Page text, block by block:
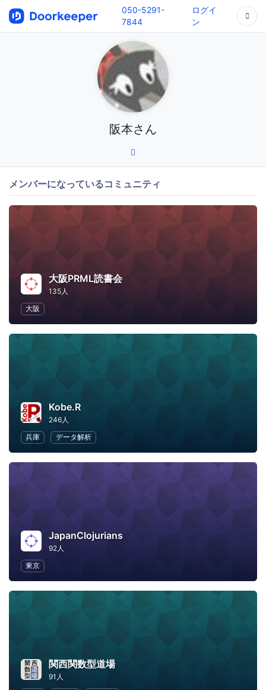
050-5291-
7844
ログイ
ン
阪本さん
メンバーになっているコミュニティ
大阪PRML読書会
135人
大阪
Kobe.R
246人
兵庫
データ解析
JapanClojurians
92人
東京
関西関数型道場
91人